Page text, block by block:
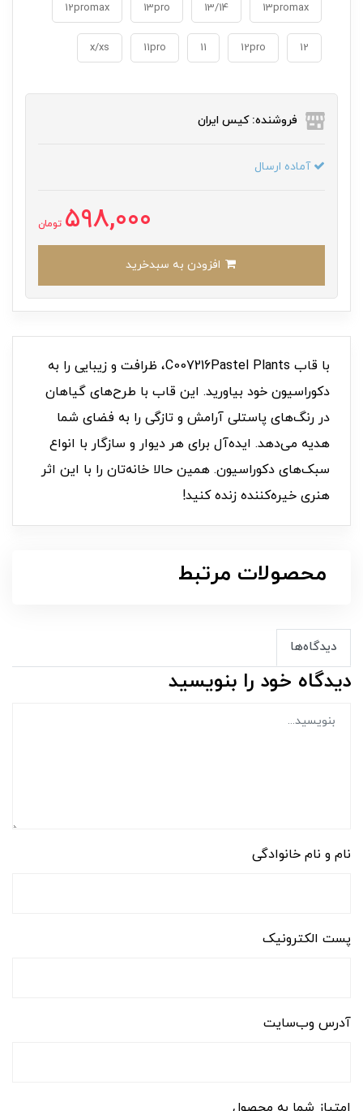
13promax
13/14
13pro
12promax
12
12pro
11
11pro
x/xs
فروشنده: کیس ایران
آماده ارسال
598,000 تومان
با قاب C007216Pastel Plants، ظرافت و زیبایی را به
دکوراسیون خود بیاورید. این قاب با طرح‌های گیاهان
در رنگ‌های پاستلی آرامش و تازگی را به فضای شما
هدیه می‌دهد. ایده‌آل برای هر دیوار و سازگار با انواع
سبک‌های دکوراسیون. همین حالا خانه‌تان را با این اثر
هنری خیره‌کننده زنده کنید!
محصولات مرتبط
دیدگاه‌ها
دیدگاه خود را بنویسید
نام و نام خانوادگی
پست الکترونیک
آدرس وب‌سایت